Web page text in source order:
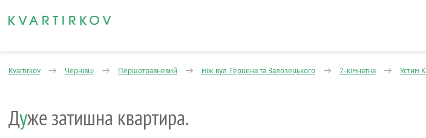
Kvartirkov Чернівці Першотравневий між вул. Герцена та Залозецького 2-кімнатна Устим
Дуже затишна квартира.